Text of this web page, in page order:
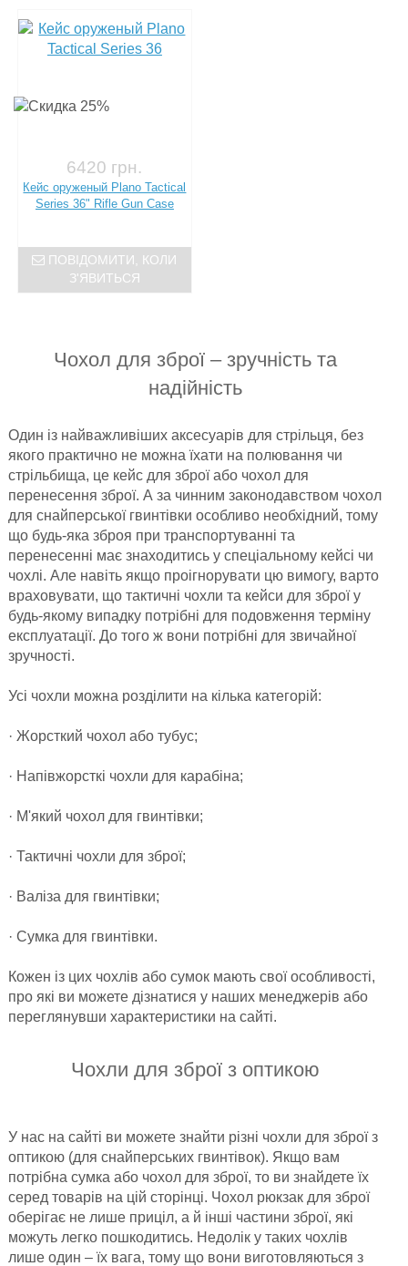
6420 грн.
Кейс оруженый Plano Tactical
Series 36" Rifle Gun Case
ПОВІДОМИТИ, КОЛИ
З'ЯВИТЬСЯ
Чохол для зброї – зручність та
надійність
Один із найважливіших аксесуарів для стрільця, без
якого практично не можна їхати на полювання чи
стрільбища, це кейс для зброї або чохол для
перенесення зброї. А за чинним законодавством чохол
для снайперської гвинтівки особливо необхідний, тому
що будь-яка зброя при транспортуванні та
перенесенні має знаходитись у спеціальному кейсі чи
чохлі. Але навіть якщо проігнорувати цю вимогу, варто
враховувати, що тактичні чохли та кейси для зброї у
будь-якому випадку потрібні для подовження терміну
експлуатації. До того ж вони потрібні для звичайної
зручності.
Усі чохли можна розділити на кілька категорій:
· Жорсткий чохол або тубус;
· Напівжорсткі чохли для карабіна;
· М'який чохол для гвинтівки;
· Тактичні чохли для зброї;
· Валіза для гвинтівки;
· Сумка для гвинтівки.
Кожен із цих чохлів або сумок мають свої особливості,
про які ви можете дізнатися у наших менеджерів або
переглянувши характеристики на сайті.
Чохли для зброї з оптикою
У нас на сайті ви можете знайти різні чохли для зброї з
оптикою (для снайперських гвинтівок). Якщо вам
потрібна сумка або чохол для зброї, то ви знайдете їх
серед товарів на цій сторінці. Чохол рюкзак для зброї
оберігає не лише приціл, а й інші частини зброї, які
можуть легко пошкодитись. Недолік у таких чохлів
лише один – їх вага, тому що вони виготовляються з